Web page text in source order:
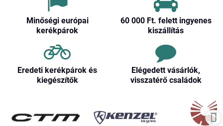
Minőségi európai
kerékpárok
60 000 Ft​. felett ingyenes
kiszállítás
Eredeti kerékpárok és
kiegészítők
Elégedett vásárlók,
visszatérő családok